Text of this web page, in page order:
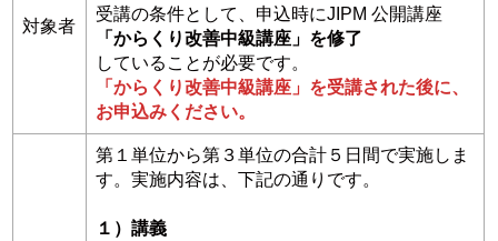
対象者
受講の条件として、申込時にJIPM 公開講座
「からくり改善中級講座」を修了
していることが必要です。
「からくり改善中級講座」を受講された後に、
お申込みください。
第１単位から第３単位の合計５⽇間で実施しま
す。実施内容は、下記の通りです。
１）講義